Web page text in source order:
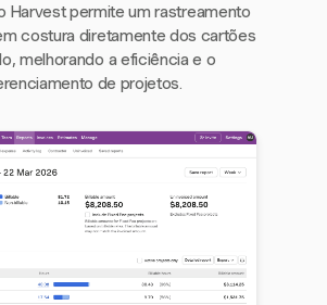
Harvest permite um rastreamento
costura diretamente dos cartões
melhorando a eficiência e o
de projetos.